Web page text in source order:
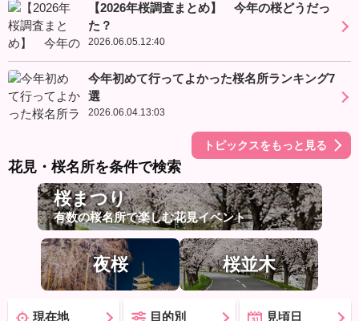
【2026年桜調査まとめ】 今年の桜どうだっ
た？
2026.06.05.12:40
今年初めて行ってよかった桜名所ランキング7
選
2026.06.04.13:03
トピックスをもっと見る
花見・桜名所を条件で検索
桜まつり
有数の桜名所で楽しむ花見イベント
夜桜 桜並木
現在地 目的別 見頃日